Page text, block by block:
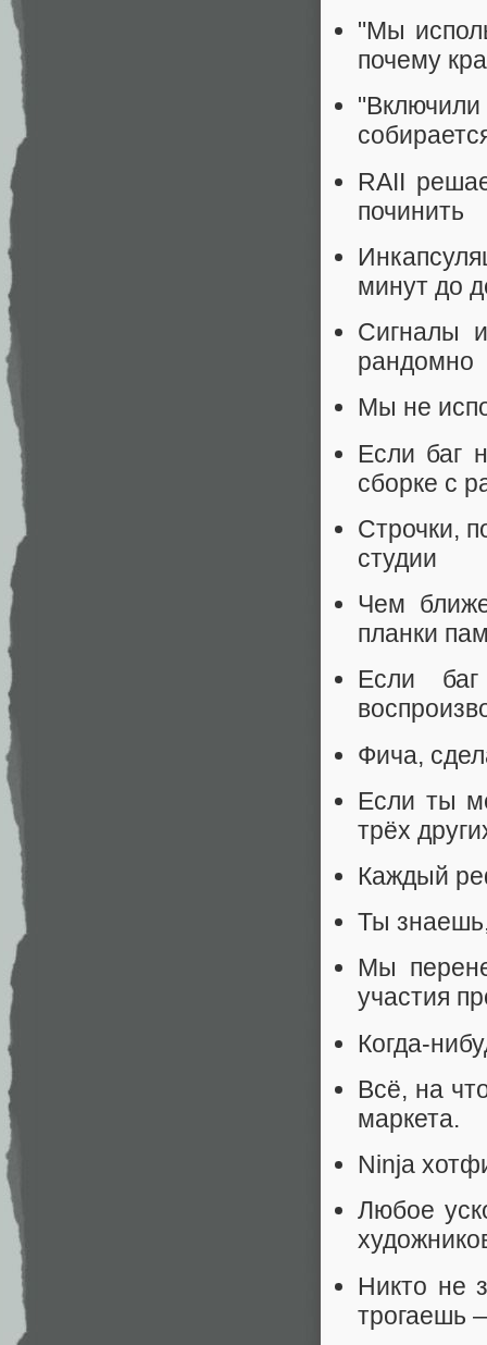
"Мы
почему
RAII
починить
минут до
Сигналы
рандомно
Мы не
Если баг
сборке с
Строчки,
студии
Чем
планки
Если
Фича,
Если ты
трёх
Каждый
Ты
Мы
участия
Когда-
Всё, на
маркета.
Ninja
Любое
Никто не
трогаешь